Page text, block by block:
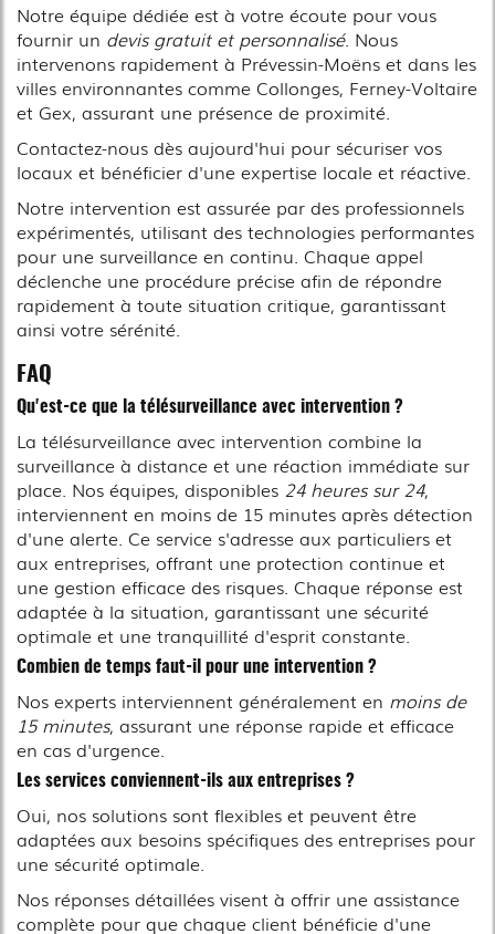
Notre équipe dédiée est à votre écoute pour vous
fournir un devis gratuit et personnalisé. Nous
intervenons rapidement à Prévessin-Moëns et dans les
villes environnantes comme Collonges, Ferney-Voltaire
et Gex, assurant une présence de proximité.
Contactez-nous dès aujourd'hui pour sécuriser vos
locaux et bénéficier d'une expertise locale et réactive.
Notre intervention est assurée par des professionnels
expérimentés, utilisant des technologies performantes
pour une surveillance en continu. Chaque appel
déclenche une procédure précise afin de répondre
rapidement à toute situation critique, garantissant
ainsi votre sérénité.
FAQ
Qu'est-ce que la télésurveillance avec intervention ?
La télésurveillance avec intervention combine la
surveillance à distance et une réaction immédiate sur
place. Nos équipes, disponibles 24 heures sur 24,
interviennent en moins de 15 minutes après détection
d'une alerte. Ce service s'adresse aux particuliers et
aux entreprises, offrant une protection continue et
une gestion efficace des risques. Chaque réponse est
adaptée à la situation, garantissant une sécurité
optimale et une tranquillité d'esprit constante.
Combien de temps faut-il pour une intervention ?
Nos experts interviennent généralement en moins de
15 minutes, assurant une réponse rapide et efficace
en cas d'urgence.
Les services conviennent-ils aux entreprises ?
Oui, nos solutions sont flexibles et peuvent être
adaptées aux besoins spécifiques des entreprises pour
une sécurité optimale.
Nos réponses détaillées visent à offrir une assistance
complète pour que chaque client bénéficie d'une